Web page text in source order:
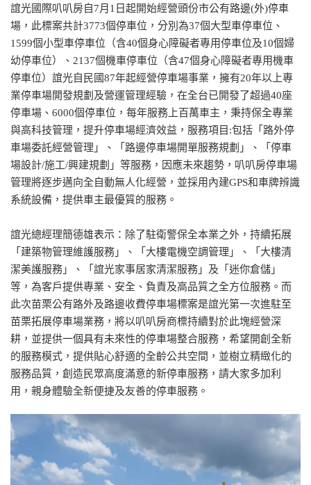
誼光國際叭叭房自7月1日起開始經營頭份市公有路邊(外)停車
場，此標案共計3773個停車位，分別為37個大型車停車位、
1599個小型車停車位（含40個身心障礙者專用停車位及10個婦
幼停車位）、2137個機車停車位（含47個身心障礙者專用機車
停車位）誼光自民國87年起經營停車場事業，擁有20年以上專
業停車場開發規劃及營運管理經驗，在全台已開發了超過40座
停車場、6000個停車位，每年服務上百萬車主，秉持保全專業
與高科技管理，提升停車場經濟效益，服務項目:包括「路外停
車場委託經營管理」、「路邊停車場開單服務規劃」、「停車
場設計/施工/興建規劃」等服務，因應未來趨勢，叭叭房停車場
管理將逐步邁向全自動無人化經營，並採用內建GPS和車牌辨識
系統設備，提供車主最優質的服務。
誼光總經理簡德雄表示：除了駐衛警保全本業之外，持續拓展
「建築物管理維護服務」、「大樓電機空調管理」、「大樓清
潔美護服務」、「誼光家事居家清潔服務」及「迷你倉儲」
等，為客戶提供專業、安全、負責及高品質之全方位服務。而
此次苗栗公有路外及路邊收費停車場標案是誼光第一次進駐至
苗栗拓展停車場業務，將以叭叭房商標持續對於此塊經營深
耕，並提供一個具有未來性的停車場整合服務，希望開創全新
的服務模式，提供貼心舒適的全齡公共空間，並樹立精緻化的
服務品質，創造民眾高度滿意的新停車服務，請大家多加利
用，親身體驗全新便捷及友善的停車服務。